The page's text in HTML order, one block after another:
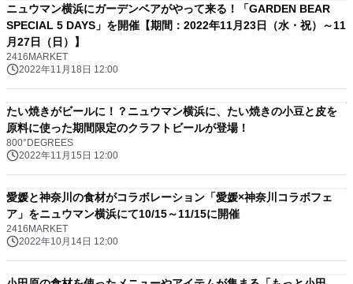
ニュウマン横浜にガーデンベアがやって来る！「GARDEN BEAR
SPECIAL 5 DAYS」を開催【期間：2022年11月23日（水・祝）～11
月27日（日）】
2416MARKET
2022年11月18日 12:00
たい焼きがビールに！？ニュウマン横浜に、たい焼きの小豆と皮を
原料に使った期間限定のクラフトビールが登場！
800°DEGREES
2022年11月15日 12:00
愛媛と神奈川の食材がコラボレーション「愛媛×神奈川コラボフェ
ア」をニュウマン横浜にて10/15～11/15に開催
2416MARKET
2022年10月14日 12:00